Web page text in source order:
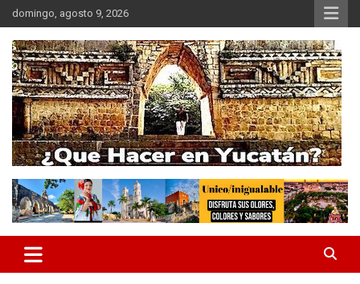
Saltar
al
contenido
domingo, agosto 9, 2026
QUE HACER EN YUCATÁN